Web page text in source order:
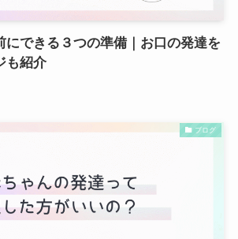
にできる３つの準備｜お口の発達を
も紹介
ブログ